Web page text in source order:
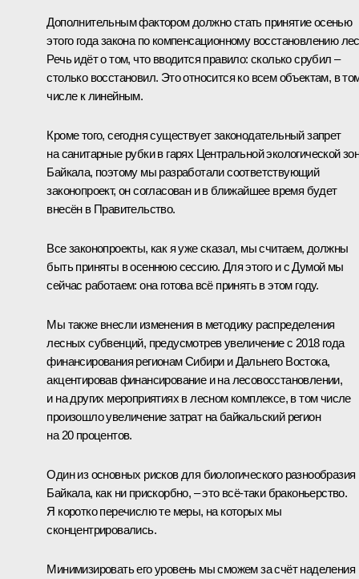
Дополнительным фактором должно стать принятие осенью
этого года закона по компенсационному восстановлению
Речь идёт о том, что вводится правило: сколько срубил –
столько восстановил. Это относится ко всем объектам, в
числе к линейным.
Кроме того, сегодня существует законодательный запрет
на санитарные рубки в гарях Центральной экологической
Байкала, поэтому мы разработали соответствующий
законопроект, он согласован и в ближайшее время будет
внесён в Правительство.
Все законопроекты, как я уже сказал, мы считаем, должны
быть приняты в осеннюю сессию. Для этого и с Думой мы
сейчас работаем: она готова всё принять в этом году.
Мы также внесли изменения в методику распределения
лесных субвенций, предусмотрев увеличение с 2018 года
финансирования регионам Сибири и Дальнего Востока,
акцентировав финансирование и на лесовосстановлении,
и на других мероприятиях в лесном комплексе, в том числе
произошло увеличение затрат на байкальский регион
на 20 процентов.
Один из основных рисков для биологического разнообразия
Байкала, как ни прискорбно, – это всё-таки браконьерство.
Я коротко перечислю те меры, на которых мы
сконцентрировались.
Минимизировать его уровень мы сможем за счёт наделения